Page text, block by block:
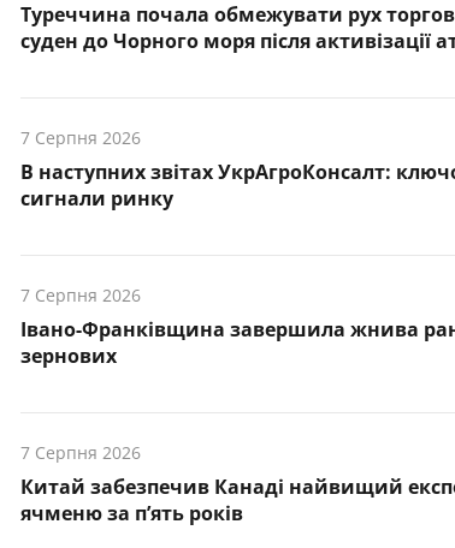
Туреччина почала обмежувати рух
суден до Чорного моря після активізації
7 Серпня 2026
В наступних звітах УкрАгроКонсалт:
cигнали ринку
7 Серпня 2026
Івано-Франківщина завершила жнива
зернових
7 Серпня 2026
Китай забезпечив Канаді найвищий
ячменю за п’ять років